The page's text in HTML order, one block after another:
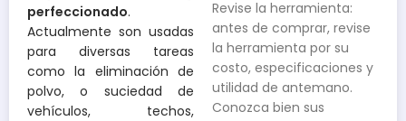
Revise la herramienta:
antes de comprar, revise
la herramienta por su
costo, especificaciones y
utilidad de antemano.
Conozca bien sus
perfeccionado.
Actualmente son usadas
para diversas tareas
como la eliminación de
polvo, o suciedad de
vehículos, techos,